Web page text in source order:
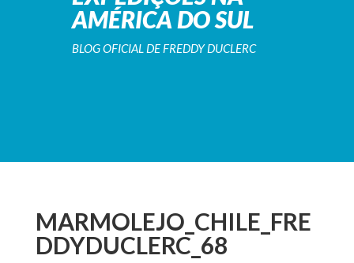
AMÉRICA DO SUL
BLOG OFICIAL DE FREDDY DUCLERC
MARMOLEJO_CHILE_FRE
DDYDUCLERC_68